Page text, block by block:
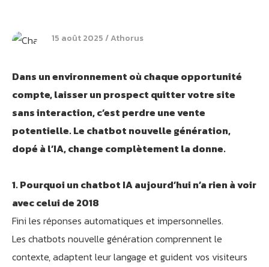
15 août 2025 Athorus
Dans un environnement où chaque opportunité
compte, laisser un prospect quitter votre site
sans interaction, c’est perdre une vente
potentielle. Le chatbot nouvelle génération,
dopé à l’IA, change complètement la donne.
1. Pourquoi un chatbot IA aujourd’hui n’a rien à voir
avec celui de 2018
Fini les réponses automatiques et impersonnelles.
Les chatbots nouvelle génération comprennent le
contexte, adaptent leur langage et guident vos visiteurs